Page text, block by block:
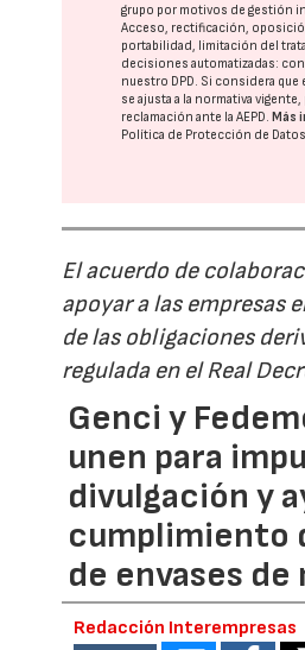
grupo por motivos de gestión
Acceso, rectificación,
portabilidad, limitación del
decisiones automatizadas:
nuestro DPD. Si considera que
se ajusta a la normativa
reclamación ante laAEPD. Más
Política de Protección de Datos
El acuerdo de
apoyar a las empresas
de las obligaciones
regulada en el Real
Genci y
unen para
divulgación y
cumplimiento
de envases de
Redacción Interempresas